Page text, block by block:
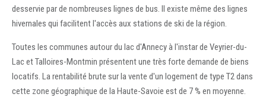
desservie par de nombreuses lignes de bus. Il existe même des lignes
hivernales qui facilitent l'accès aux stations de ski de la région.
Toutes les communes autour du lac d'Annecy à l'instar de Veyrier-du-
Lac et Talloires-Montmin présentent une très forte demande de biens
locatifs. La rentabilité brute sur la vente d'un logement de type T2 dans
cette zone géographique de la Haute-Savoie est de 7 % en moyenne.